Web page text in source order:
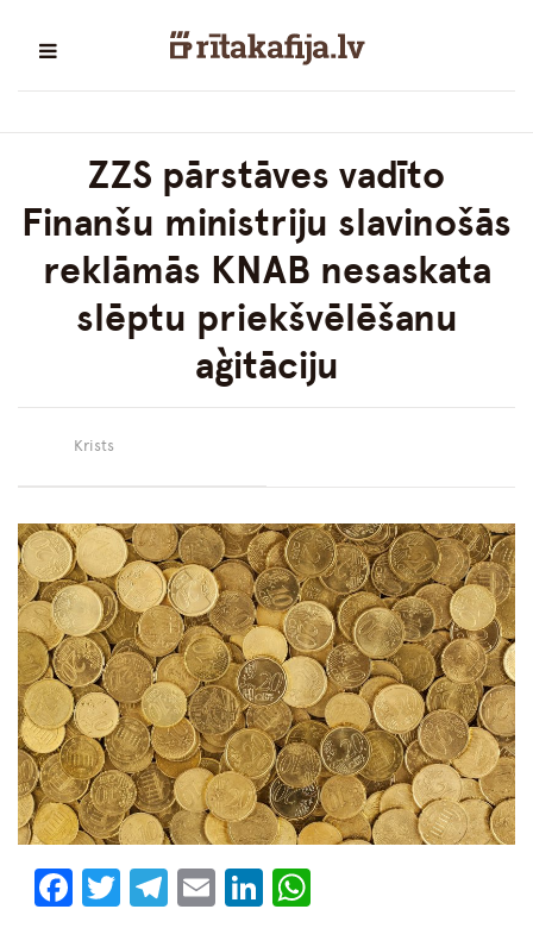
ZZS pārstāves vadīto
Finanšu ministriju slavinošās
reklāmās KNAB nesaskata
slēptu priekšvēlēšanu
aģitāciju
Krists
Facebook
Twitter
Telegram
EmailLinkedIn